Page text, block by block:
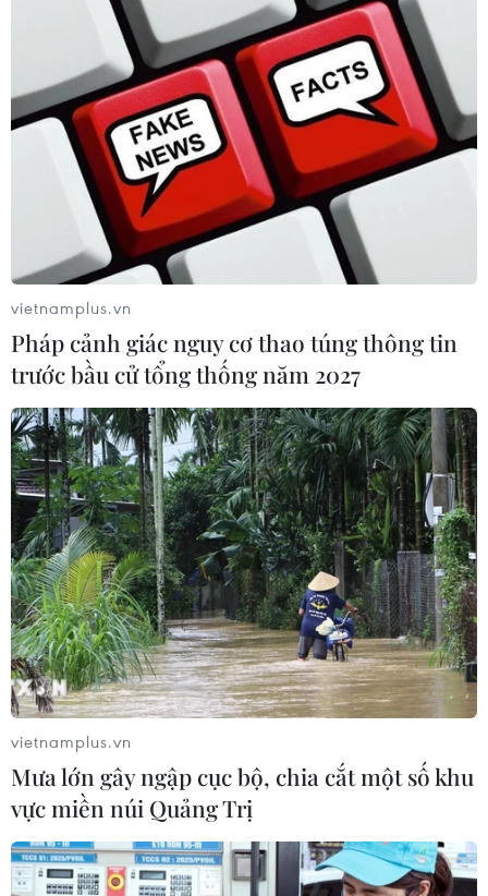
TIN CÙNG CHUYÊN MỤC
Ngành đường sắt hướng tới mục tiêu
1.500 container vận tải liên vận
Trung Quốc
vietnamplus.vn
Pháp cảnh giác nguy cơ thao túng thông tin
trước bầu cử tổng thống năm 2027
vietnamplus.vn
Mưa lớn gây ngập cục bộ, chia cắt một số khu
vực miền núi Quảng Trị